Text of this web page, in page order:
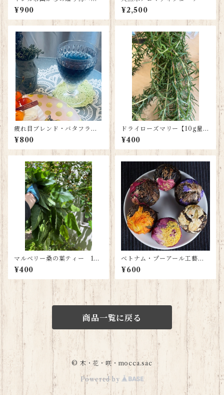
サント【10cm✖️3本】
¥900 ¥2,500
疲れ目ブレンド・バタフライ
ピーハーブティー【6ティーパ
ック】
¥800
ドライローズマリー【10g量り
売り】
¥400
マルベリー桑の葉ティー 10g
量り売り
¥400
ベトナム・プーアール工藝花
茶 5個
¥600
商品一覧に戻る
© 木・花・咲・mocca.sac
Powered by